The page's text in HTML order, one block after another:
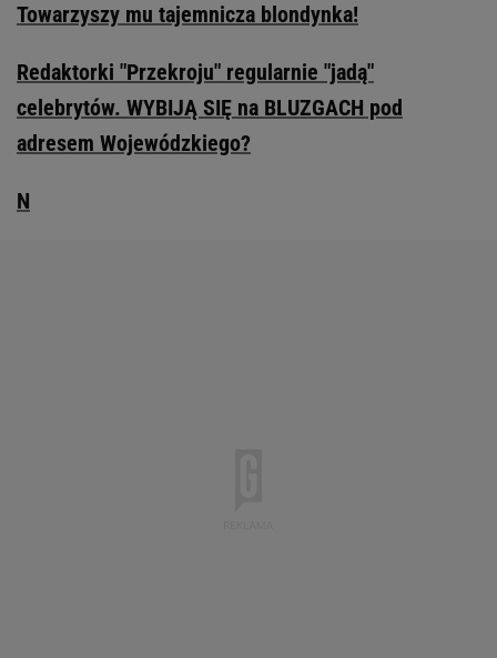
Towarzyszy mu tajemnicza blondynka!
Redaktorki "Przekroju" regularnie "jadą"
celebrytów. WYBIJĄ SIĘ na BLUZGACH pod
adresem Wojewódzkiego?
N